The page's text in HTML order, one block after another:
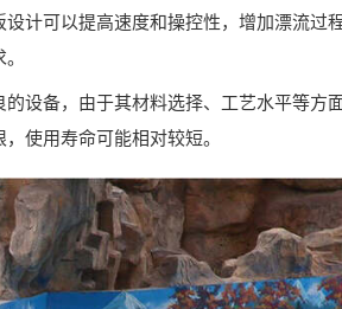
计可以提高速度和操控性，增加漂流过
设备，由于其材料选择、工艺水平等方
使用寿命可能相对较短。